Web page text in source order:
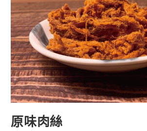
原味肉絲